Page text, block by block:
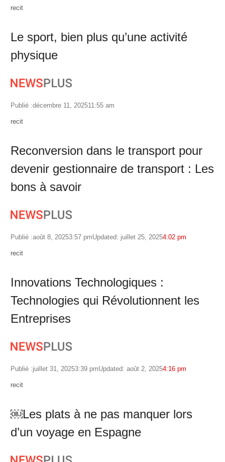
Author
recit
Le sport, bien plus qu’une activité
physique
Publié :décembre 11, 202511:55 am
Author
recit
Reconversion dans le transport pour
devenir gestionnaire de transport : Les
bons à savoir
Publié :août 8, 20253:57 pmUpdated: juillet 25, 20254:02 pm
Author
recit
Innovations Technologiques :
Technologies qui Révolutionnent les
Entreprises
Publié :juillet 31, 20253:39 pmUpdated: août 2, 20254:16 pm
Author
recit
￼Les plats à ne pas manquer lors
d’un voyage en Espagne